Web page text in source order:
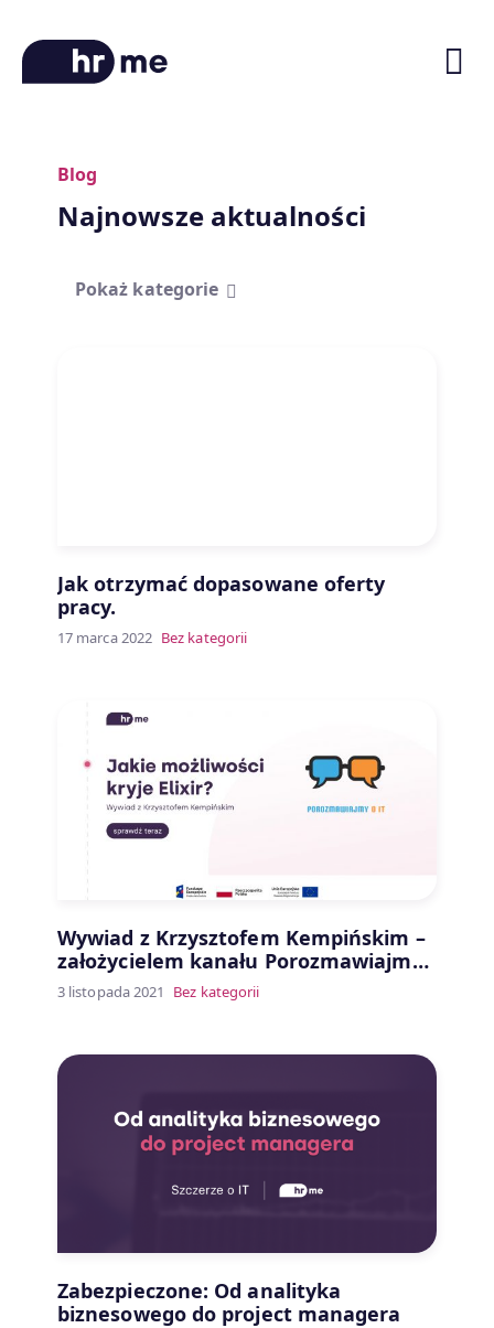
O platformie
Ścieżki kariery
Blog
Najnowsze aktualności
Pokaż kategorie
Jak otrzymać dopasowane oferty
pracy.
17 marca 2022 Bez kategorii
Wywiad z Krzysztofem Kempińskim –
założycielem kanału Porozmawiajmy
o IT
3 listopada 2021 Bez kategorii
Zabezpieczone: Od analityka
biznesowego do project managera